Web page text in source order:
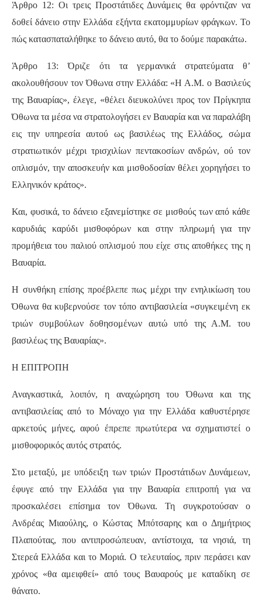
Άρθρο 12: Οι τρεις Προστάτιδες Δυνάμεις θα φρόντιζαν να
δοθεί δάνειο στην Ελλάδα εξήντα εκατομμυρίων φράγκων. Το
πώς κατασπαταλήθηκε το δάνειο αυτό, θα το δούμε παρακάτω.
Άρθρο 13: Όριζε ότι τα γερμανικά στρατεύματα θ’
ακολουθήσουν τον Όθωνα στην Ελλάδα: «Η Α.Μ. ο Βασιλεύς
της Βαυαρίας», έλεγε, «θέλει διευκολύνει προς τον Πρίγκηπα
Όθωνα τα μέσα να στρατολογήσει εν Βαυαρία και να παραλάβη
εις την υπηρεσία αυτού ως βασιλέως της Ελλάδος, σώμα
στρατιωτικόν μέχρι τρισχιλίων πεντακοσίων ανδρών, ού τον
οπλισμόν, την αποσκευήν και μισθοδοσίαν θέλει χορηγήσει το
Ελληνικόν κράτος».
Και, φυσικά, το δάνειο εξανεμίστηκε σε μισθούς των από κάθε
καρυδιάς καρύδι μισθοφόρων και στην πληρωμή για την
προμήθεια του παλιού οπλισμού που είχε στις αποθήκες της η
Βαυαρία.
Η συνθήκη επίσης προέβλεπε πως μέχρι την ενηλικίωση του
Όθωνα θα κυβερνούσε τον τόπο αντιβασιλεία «συγκειμένη εκ
τριών συμβούλων δοθησομένων αυτώ υπό της Α.Μ. του
βασιλέως της Βαυαρίας».
Η ΕΠΙΤΡΟΠΗ
Αναγκαστικά, λοιπόν, η αναχώρηση του Όθωνα και της
αντιβασιλείας από το Μόναχο για την Ελλάδα καθυστέρησε
αρκετούς μήνες, αφού έπρεπε πρωτύτερα να σχηματιστεί ο
μισθοφορικός αυτός στρατός.
Στο μεταξύ, με υπόδειξη των τριών Προστάτιδων Δυνάμεων,
έφυγε από την Ελλάδα για την Βαυαρία επιτροπή για να
προσκαλέσει επίσημα τον Όθωνα. Τη συγκροτούσαν ο
Ανδρέας Μιαούλης, ο Κώστας Μπότσαρης και ο Δημήτριος
Πλαπούτας, που αντιπροσώπευαν, αντίστοιχα, τα νησιά, τη
Στερεά Ελλάδα και το Μοριά. Ο τελευταίος, πριν περάσει καν
χρόνος «θα αμειφθεί» από τους Βαυαρούς με καταδίκη σε
θάνατο.